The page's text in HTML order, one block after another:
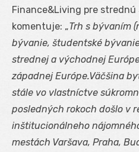
Finance&Living pre strednú
komentuje: „Trh s bývaním
bývanie, študentské
strednej a východnej
západnej Európe.Väčšina
stále vo vlastníctve
posledných rokoch došlo v
inštitucionálneho
mestách Varšava, Praha,